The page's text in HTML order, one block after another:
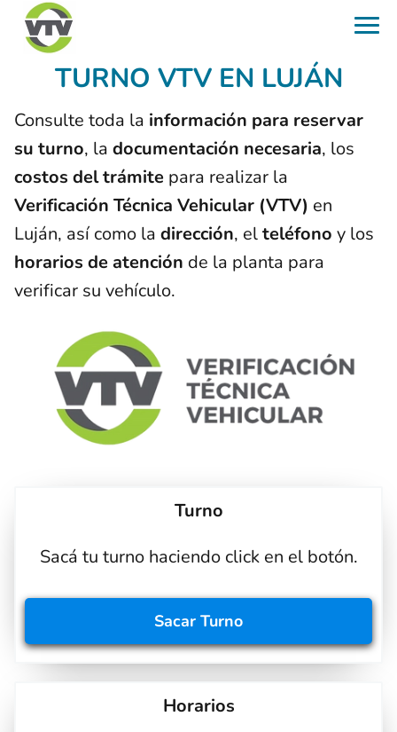
TURNO VTV EN LUJÁN
Consulte toda la información para reservar
su turno, la documentación necesaria, los
costos del trámite para realizar la
Verificación Técnica Vehicular (VTV) en
Luján, así como la dirección, elteléfono y los
horarios de atención de la planta para
verificar su vehículo.
Turno
Sacá tu turno haciendo click en el botón.
Sacar Turno
Horarios